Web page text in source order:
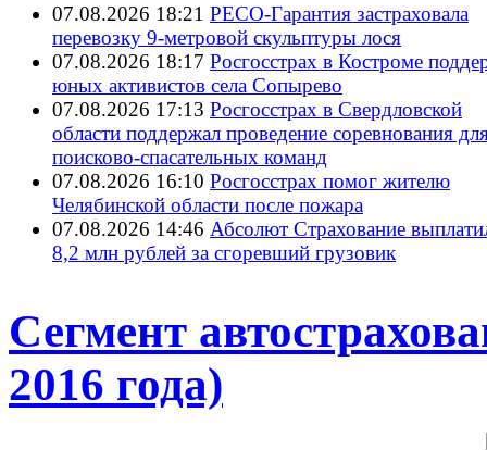
07.08.2026 18:21 РЕСО-Гарантия застраховала
перевозку 9-метровой скульптуры лося
07.08.2026 18:17 Росгосстрах в Костроме
юных активистов села Сопырево
07.08.2026 17:13 Росгосстрах в Свердловской
области поддержал проведение соревнования
поисково‑спасательных команд
07.08.2026 16:10 Росгосстрах помог жителю
Челябинской области после пожара
07.08.2026 14:46 Абсолют Страхование
8,2 млн рублей за сгоревший грузовик
Сегмент
2016 года)